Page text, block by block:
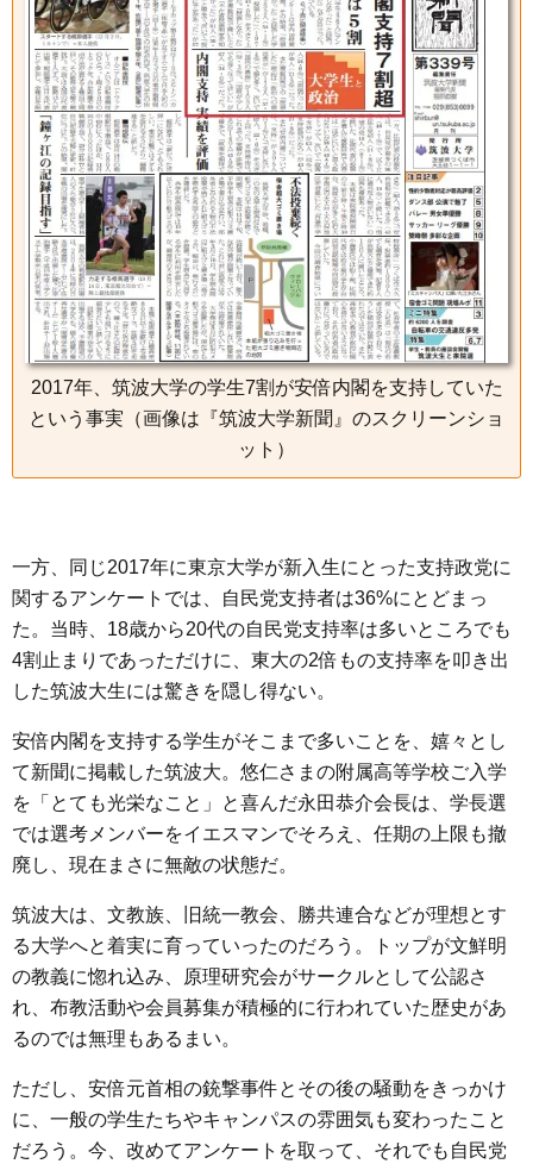
2017年、筑波大学の学生7割が安倍内閣を支持していた
という事実（画像は『筑波大学新聞』のスクリーンショ
ット）
一方、同じ2017年に東京大学が新入生にとった支持政党に
関するアンケートでは、自民党支持者は36%にとどまっ
た。当時、18歳から20代の自民党支持率は多いところでも
4割止まりであっただけに、東大の2倍もの支持率を叩き出
した筑波大生には驚きを隠し得ない。
安倍内閣を支持する学生がそこまで多いことを、嬉々とし
て新聞に掲載した筑波大。悠仁さまの附属高等学校ご入学
を「とても光栄なこと」と喜んだ永田恭介会長は、学長選
では選考メンバーをイエスマンでそろえ、任期の上限も撤
廃し、現在まさに無敵の状態だ。
筑波大は、文教族、旧統一教会、勝共連合などが理想とす
る大学へと着実に育っていったのだろう。トップが文鮮明
の教義に惚れ込み、原理研究会がサークルとして公認さ
れ、布教活動や会員募集が積極的に行われていた歴史があ
るのでは無理もあるまい。
ただし、安倍元首相の銃撃事件とその後の騒動をきっかけ
に、一般の学生たちやキャンパスの雰囲気も変わったこと
だろう。今、改めてアンケートを取って、それでも自民党